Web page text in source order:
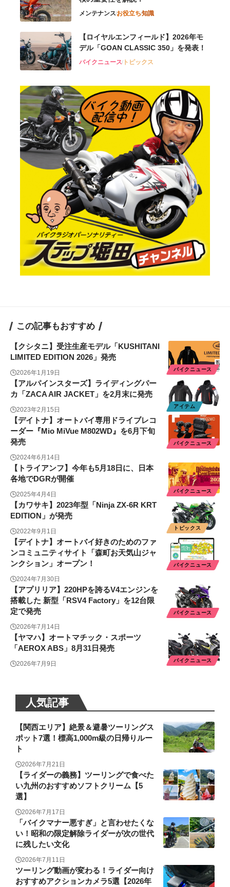
メンテナンスお役立ち知識
【ロイヤルエンフィールド】2026年モ
デル「GOAN CLASSIC 350」を発表！
バイクニューストピックス
この記事もおすすめ
バイクニュース
【クシタニ】受注生産モデル「KUSHITANI
LIMITED EDITION 2026」発売
2026年1月19日
アイテム
【アルパインスターズ】ライディングパー
カ「ZACA AIR JACKET」を2月末に発売
2023年2月15日
バイクニュース
【デイトナ】オートバイ専用ドライブレコ
ーダー『Mio MiVue M802WD』を6月下旬
発売
2024年6月14日
バイクニュース
【トライアンフ】今年も5月18日に、日本
各地でDGRが開催
2025年4月4日
トピックス
【カワサキ】2023年型「Ninja ZX-6R KRT
EDITION」が発売
2022年9月1日
バイクニュース
【デイトナ】オートバイ好きのためのファ
ンコミュニティサイト「森町お天気山ジャ
ンクション」オープン！
2024年7月30日
バイクニュース
【アプリリア】220HPを誇るV4エンジンを
搭載した 新型「RSV4 Factory」を12台限
定で発売
2026年7月14日
バイクニュース
【ヤマハ】オートマチック・スポーツ
「AEROX ABS」8月31日発売
2026年7月9日
人気記事
【関西エリア】絶景＆避暑ツーリングス
ポット7選！標高1,000m級の日帰りルー
ト
2026年7月21日
【ライダーの義務】ツーリングで食べた
い九州のおすすめソフトクリーム【5
選】
2026年7月17日
「バイクマナー悪すぎ」と言わせたくな
い！昭和の限定解除ライダーが次の世代
に残したい文化
2026年7月11日
ツーリング動画が変わる！ライダー向け
おすすめアクションカメラ5選【2026年